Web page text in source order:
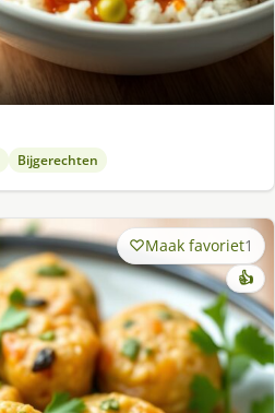
Bijgerechten
Maak favoriet1
👍